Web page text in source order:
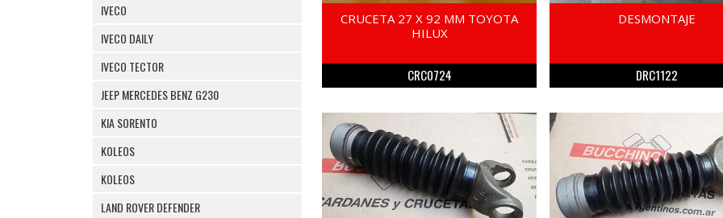
IVECO
IVECO DAILY
IVECO TECTOR
JEEP MERCEDES BENZ G230
KIA SORENTO
KOLEOS
KOLEOS
LAND ROVER DEFENDER
CRUCETA 27 X 92 MM TOYOTA
HILUX
CRC0724
DESMONTAJE
DRC1122